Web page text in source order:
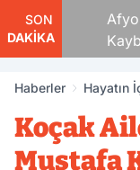
SON
DAKİKA
Kaybetti
Haberler Hayatın
Koçak
Mustafa